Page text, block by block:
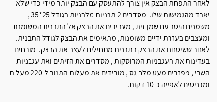
לאחר התפחת הבצק אין צורך להתעסק עם הבצק יותר מידי כדי שלא
יאבד מהגמישות שלו. מסדרים 2 תבניות מלבניות בגודל 25*35 ,
משמנים היטב עם שמן זית , מעבירים את הבצק אל התבנית המשומנת
ומעצבים בעזרת ידיים משומנות, מתאימים את הבצק לגודל התבנית.
לאחר ששיטחנו את הבצק בתבנית מתחילים לעצב את הבצק. מורחים
בעדינות את העגבניות המרוסקות , מסדרים את הזיתים ואת עגבניות
השרי , מפזרים מעט מלח גס , מורידים את מעלות התנור ל-220 מעלות
ומכניסים לאפייה כ-10 דקות.